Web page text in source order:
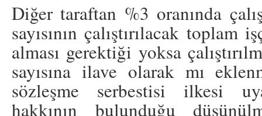
Diğer taraftan %3 oranında
sayısının çalıştırılacak toplam
alması gerektiği yoksa
sayısına ilave olarak mı
sözleşme serbestisi ilkesi
hakkının bulunduğu